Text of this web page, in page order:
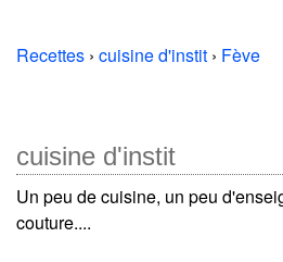
Recettes › cuisine d'instit › Fève
cuisine d'instit
Un peu de cuisine, un peu
couture....